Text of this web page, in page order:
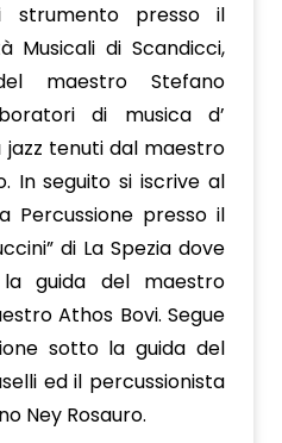
strumento presso il
Musicali di Scandicci,
maestro Stefano
di musica d’
jazz tenuti dal maestro
In seguito si iscrive al
Percussione presso il
di La Spezia dove
guida del maestro
Athos Bovi. Segue
sotto la guida del
ed il percussionista
Ney Rosauro.